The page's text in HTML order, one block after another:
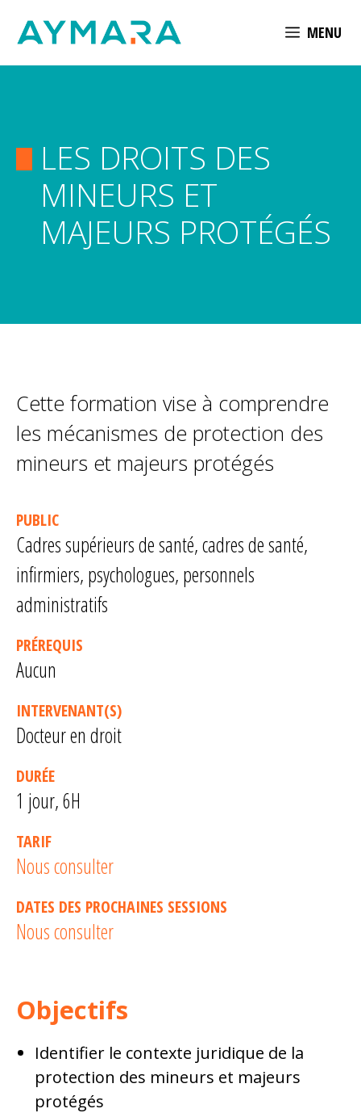
MENU
LES DROITS DES
MINEURS ET
MAJEURS PROTÉGÉS
Cette formation vise à comprendre
les mécanismes de protection des
mineurs et majeurs protégés
PUBLIC
Cadres supérieurs de santé, cadres de santé,
infirmiers, psychologues, personnels
administratifs
PRÉREQUIS
Aucun
INTERVENANT(S)
Docteur en droit
DURÉE
1 jour, 6H
TARIF
Nous consulter
DATES DES PROCHAINES SESSIONS
Nous consulter
Objectifs
Identifier le contexte juridique de la
protection des mineurs et majeurs
protégés